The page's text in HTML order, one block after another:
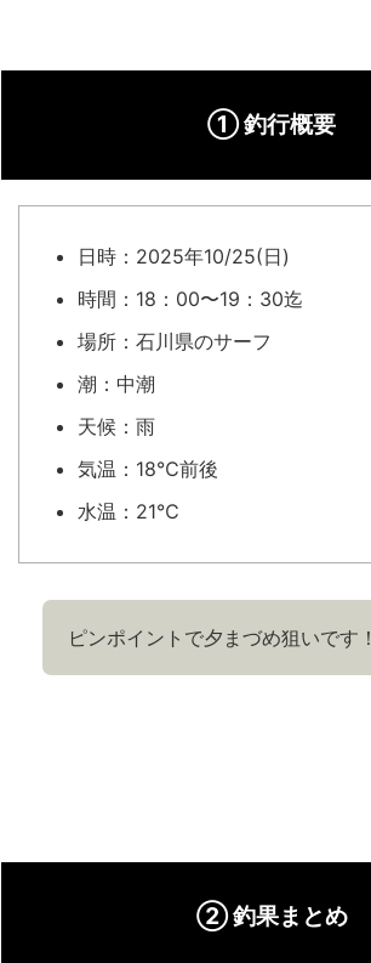
① 釣行概要
日時：2025年10/25(日)
時間：18：00〜19：30迄
場所：石川県のサーフ
潮：中潮
天候：雨
気温：18℃前後
水温：21℃
ピンポイントで夕まづめ狙いです！
② 釣果まとめ